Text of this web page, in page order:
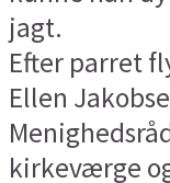
jagt.
Efter parret
Ellen
kirkeværge